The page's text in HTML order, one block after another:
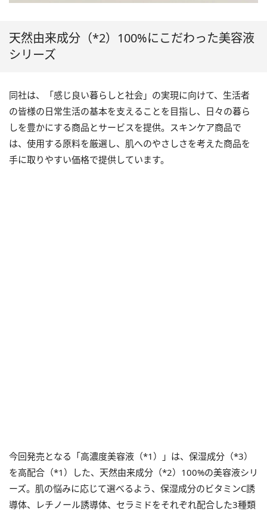
天然由来成分（*2）100%にこだわった美容液
シリーズ
同社は、「感じ良い暮らしと社会」の実現に向けて、生活者
の皆様の日常生活の基本を支えることを目指し、日々の暮ら
しを豊かにする商品とサービスを提供。スキンケア商品で
は、使用する原料を厳選し、肌へのやさしさを考えた商品を
手に取りやすい価格で提供しています。
今回発売となる「高濃度美容液（*1）」は、保湿成分（*3）
を高配合（*1）した、天然由来成分（*2）100%の美容液シリ
ーズ。肌の悩みに応じて選べるよう、保湿成分のビタミンC誘
導体、レチノール誘導体、セラミドをそれぞれ配合した3種類